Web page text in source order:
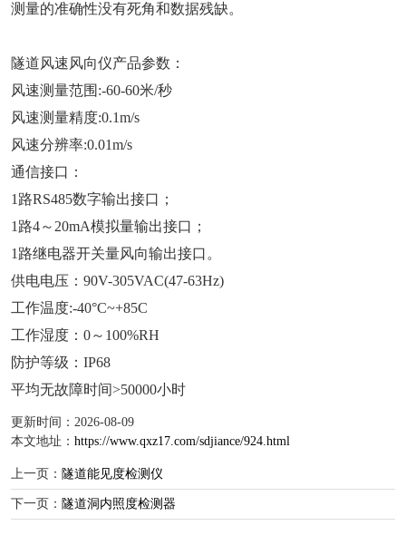
测量的准确性没有死角和数据残缺。
隧道风速风向仪产品参数：
风速测量范围:-60-60米/秒
风速测量精度:0.1m/s
风速分辨率:0.01m/s
通信接口：
1路RS485数字输出接口；
1路4～20mA模拟量输出接口；
1路继电器开关量风向输出接口。
供电电压：90V-305VAC(47-63Hz)
工作温度:-40°C~+85C
工作湿度：0～100%RH
防护等级：IP68
平均无故障时间>50000小时
更新时间：2026-08-09
本文地址： https://www.qxz17.com/sdjiance/924.html
上一页： 隧道能见度检测仪
下一页： 隧道洞内照度检测器